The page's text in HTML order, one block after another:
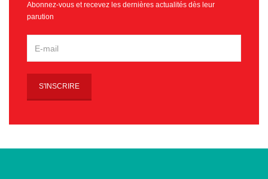
Abonnez-vous et recevez les dernières actualités dès leur
parution